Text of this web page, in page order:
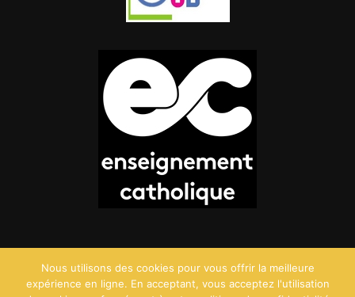
Nous utilisons des cookies pour vous offrir la meilleure
expérience en ligne. En acceptant, vous acceptez l'utilisation